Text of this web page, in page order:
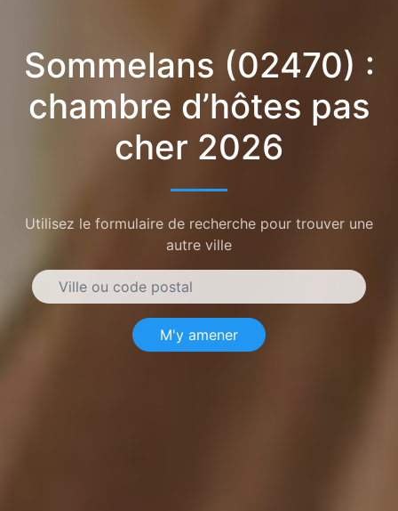
Sommelans (02470) :
chambre d’hôtes pas
cher 2026
Utilisez le formulaire de recherche pour trouver une
autre ville
M'y amener